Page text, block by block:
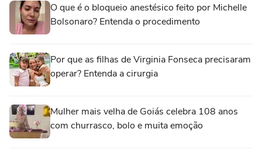
O que é o bloqueio anestésico feito por Michelle
Bolsonaro? Entenda o procedimento
Por que as filhas de Virginia Fonseca precisaram
operar? Entenda a cirurgia
Mulher mais velha de Goiás celebra 108 anos
com churrasco, bolo e muita emoção